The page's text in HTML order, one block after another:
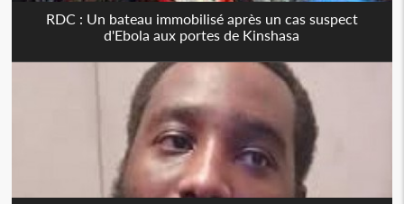
RDC : Un bateau immobilisé après un cas suspect
d'Ebola aux portes de Kinshasa